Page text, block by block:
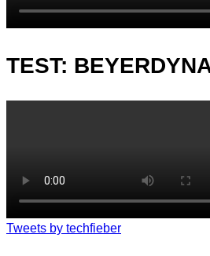
TEST:
Tweets by techfieber